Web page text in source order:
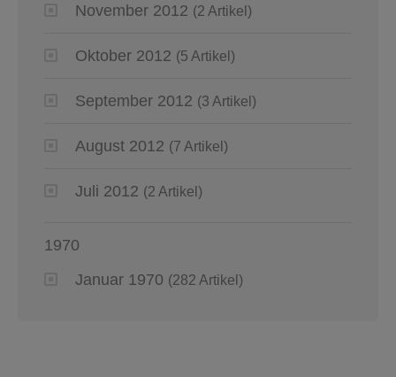
November 2012 (2 Artikel)
Oktober 2012 (5 Artikel)
September 2012 (3 Artikel)
August 2012 (7 Artikel)
Juli 2012 (2 Artikel)
1970
Januar 1970 (282 Artikel)